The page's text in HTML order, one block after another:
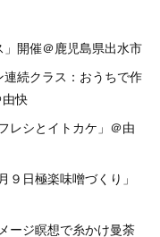
開催＠鹿児島県出水市
続クラス：おうちで作
快
レシとイトカケ」＠由
日極楽味噌づくり」
ージ瞑想で糸かけ曼荼